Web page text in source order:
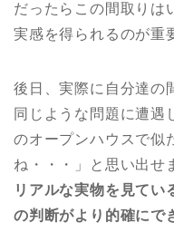
だったらこの間取りは
実感を得られるのが重
後日、実際に自分達の
同じような問題に遭遇
のオープンハウスで似
ね・・・」と思い出せ
リアルな実物を見てい
の判断がより的確にで